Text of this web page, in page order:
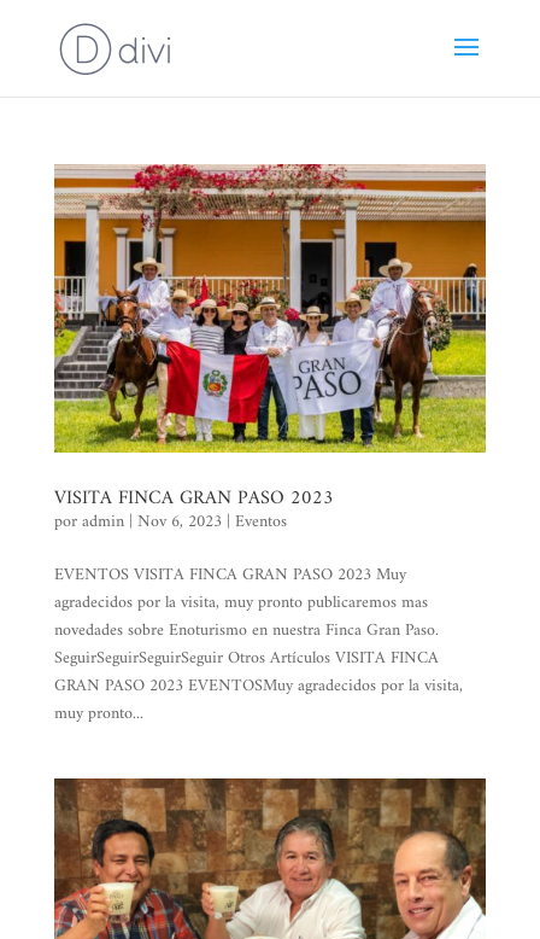
VISITA FINCA GRAN PASO 2023
poradmin| Nov 6, 2023| Eventos
EVENTOS VISITA FINCA GRAN PASO 2023 Muy
agradecidos por la visita, muy pronto publicaremos mas
novedades sobre Enoturismo en nuestra Finca Gran Paso.
SeguirSeguirSeguirSeguir Otros Artículos VISITA FINCA
GRAN PASO 2023 EVENTOSMuy agradecidos por la visita,
muy pronto...